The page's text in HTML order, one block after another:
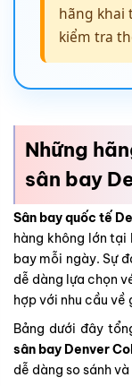
hãng khai
kiểm tra
Những
sân bay
Sân bay quốc tế
hàng không lớn
bay mỗi ngày. Sự
dễ dàng lựa chọn
hợp với nhu cầu
Bảng dưới đây
sân bay Denver
dễ dàng so sánh